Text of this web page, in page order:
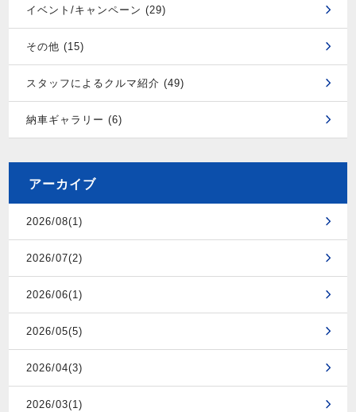
イベント/キャンペーン (29)
その他 (15)
スタッフによるクルマ紹介 (49)
納車ギャラリー (6)
アーカイブ
2026/08(1)
2026/07(2)
2026/06(1)
2026/05(5)
2026/04(3)
2026/03(1)